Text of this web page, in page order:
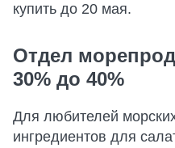
купить до 20 мая.
Отдел
30% до 40%
Для любителей
ингредиентов для